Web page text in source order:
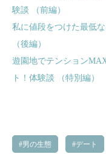
験談 （前編）
私に値段をつけた最低
（後編）
遊園地でテンション
ト！体験談 （特別編）
男の生態 デート